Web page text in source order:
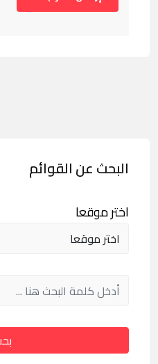
البحث عن القوائم
اختر موقعا